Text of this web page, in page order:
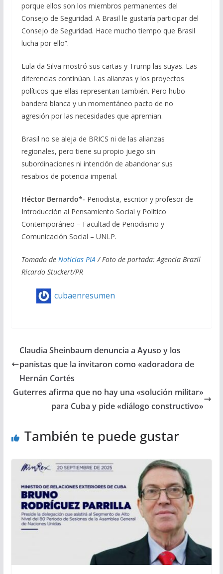
porque ellos son los miembros permanentes del
Consejo de Seguridad. A Brasil le gustaría participar del
Consejo de Seguridad. Hace mucho tiempo que Brasil
lucha por ello”.
Lula da Silva mostró sus cartas y Trump las suyas. Las
diferencias continúan. Las alianzas y los proyectos
políticos que ellas representan también. Pero hubo
bandera blanca y un momentáneo pacto de no
agresión por las necesidades que apremian.
Brasil no se aleja de BRICS ni de las alianzas
regionales, pero tiene su propio juego sin
subordinaciones ni intención de abandonar sus
resabios de potencia imperial.
Héctor Bernardo*- Periodista, escritor y profesor de
Introducción al Pensamiento Social y Político
Contemporáneo – Facultad de Periodismo y
Comunicación Social – UNLP.
Tomado de Noticias PIA / Foto de portada: Agencia Brazil
Ricardo Stuckert/PR
cubaenresumen
Claudia Sheinbaum denuncia a Ayuso y los
panistas que la invitaron como «adoradora de
Hernán Cortés
Guterres afirma que no hay una «solución militar»
para Cuba y pide «diálogo constructivo»
También te puede gustar